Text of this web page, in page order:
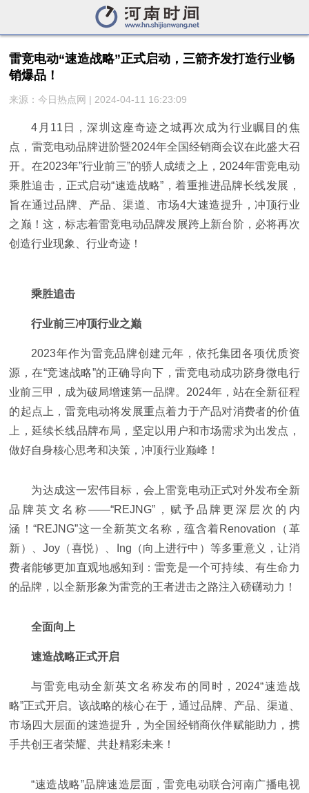
雷竞电动“速造战略”正式启动，三箭齐发打造行业畅
销爆品！
来源：今日热点网 | 2024-04-11 16:23:09
4月11日，深圳这座奇迹之城再次成为行业瞩目的焦
点，雷竞电动品牌进阶暨2024年全国经销商会议在此盛大召
开。在2023年”行业前三”的骄人成绩之上，2024年雷竞电动
乘胜追击，正式启动“速造战略”，着重推进品牌长线发展，
旨在通过品牌、产品、渠道、市场4大速造提升，冲顶行业
之巅！这，标志着雷竞电动品牌发展跨上新台阶，必将再次
创造行业现象、行业奇迹！
乘胜追击
行业前三冲顶行业之巅
2023年作为雷竞品牌创建元年，依托集团各项优质资
源，在“竞速战略”的正确导向下，雷竞电动成功跻身微电行
业前三甲，成为破局增速第一品牌。2024年，站在全新征程
的起点上，雷竞电动将发展重点着力于产品对消费者的价值
上，延续长线品牌布局，坚定以用户和市场需求为出发点，
做好自身核心思考和决策，冲顶行业巅峰！
为达成这一宏伟目标，会上雷竞电动正式对外发布全新
品牌英文名称——“REJNG”，赋予品牌更深层次的内
涵！“REJNG”这一全新英文名称，蕴含着Renovation（革
新）、Joy（喜悦）、Ing（向上进行中）等多重意义，让消
费者能够更加直观地感知到：雷竞是一个可持续、有生命力
的品牌，以全新形象为雷竞的王者进击之路注入磅礴动力！
全面向上
速造战略正式开启
与雷竞电动全新英文名称发布的同时，2024“速造战
略”正式开启。该战略的核心在于，通过品牌、产品、渠道、
市场四大层面的速造提升，为全国经销商伙伴赋能助力，携
手共创王者荣耀、共赴精彩未来！
“速造战略”品牌速造层面，雷竞电动联合河南广播电视